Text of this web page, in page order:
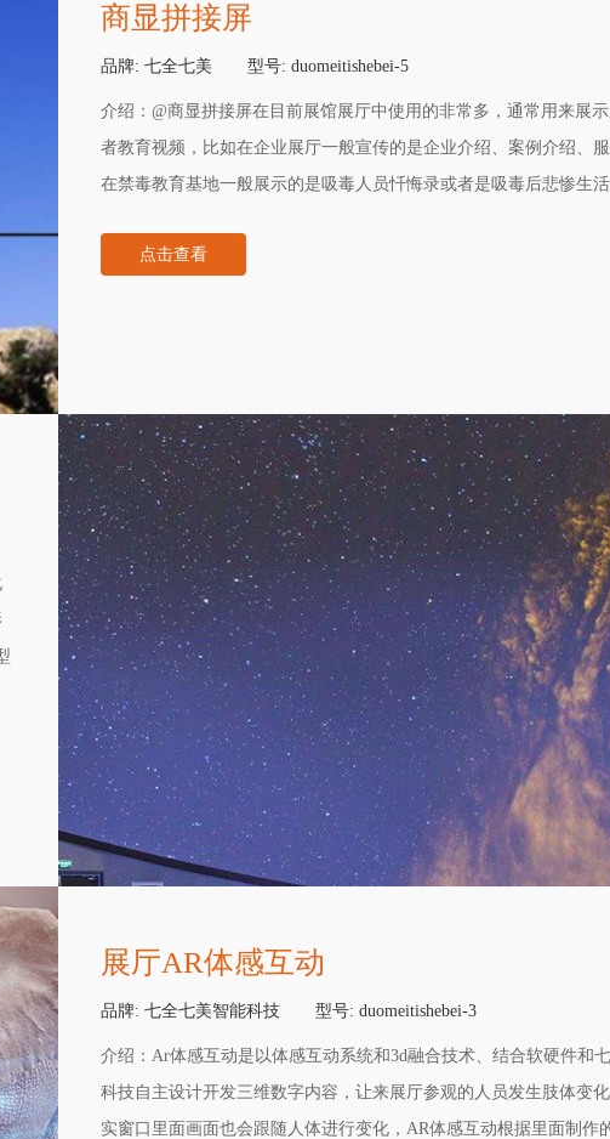
商显拼接屏
品牌: 七全七美 型号: duomeitishebei-5
介绍： @商显拼接屏在目前展馆展厅中使用的非常多，通常用来展
者教育视频，比如在企业展厅一般宣传的是企业介绍、案例介绍、服
在禁毒教育基地一般展示的是吸毒人员忏悔录或者是吸毒后悲惨生
一，根据屏幕大小、内存、处理系统等差距较大，成百上十万都不等
点击查看
展厅AR体感互动
品牌: 七全七美智能科技 型号: duomeitishebei-3
介绍： Ar体感互动是以体感互动系统和3d融合技术、结合软硬件和
科技自主设计开发三维数字内容，让来展厅参观的人员发生肢体变
实窗口里面画面也会跟随人体进行变化，AR体感互动根据里面制作